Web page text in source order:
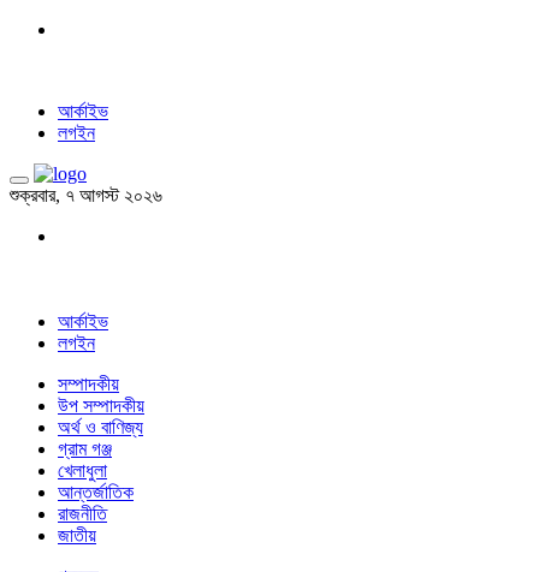
আর্কাইভ
লগইন
শুক্রবার, ৭ আগস্ট ২০২৬
আর্কাইভ
লগইন
সম্পাদকীয়
উপ সম্পাদকীয়
অর্থ ও বাণিজ্য
গ্রাম গঞ্জ
খেলাধুলা
আন্তর্জাতিক
রাজনীতি
জাতীয়